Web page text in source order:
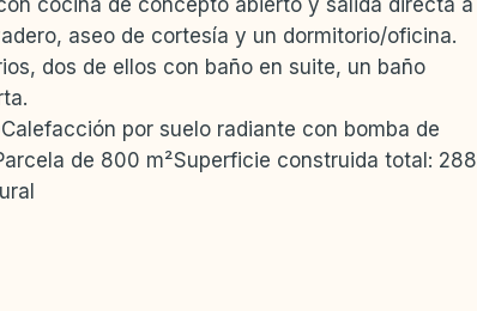
cocina de concepto abierto y salida directa a
aseo de cortesía y un dormitorio/oficina.
dos de ellos con baño en suite, un baño
por suelo radiante con bomba de
de 800 m²Superficie construida total: 288